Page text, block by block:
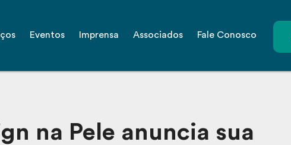
Eventos Imprensa Associados Fale Conosco
na Pele anuncia sua